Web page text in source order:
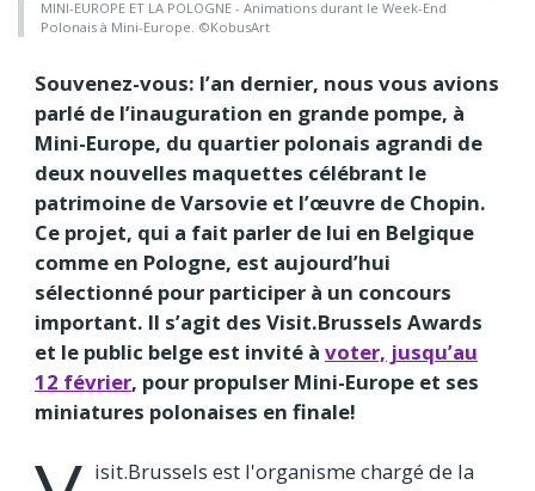
MINI-EUROPE ET LA POLOGNE - Animations durant le Week-End
Polonais à Mini-Europe. ©KobusArt
Souvenez-vous: l’an dernier, nous vous avions
parlé de l’inauguration en grande pompe, à
Mini-Europe, du quartier polonais agrandi de
deux nouvelles maquettes célébrant le
patrimoine de Varsovie et l’œuvre de Chopin.
Ce projet, qui a fait parler de lui en Belgique
comme en Pologne, est aujourd’hui
sélectionné pour participer à un concours
important. Il s’agit des Visit.Brussels Awards
et le public belge est invité à voter, jusqu’au
12 février, pour propulser Mini-Europe et ses
miniatures polonaises en finale!
isit.Brussels est l'organisme chargé de la